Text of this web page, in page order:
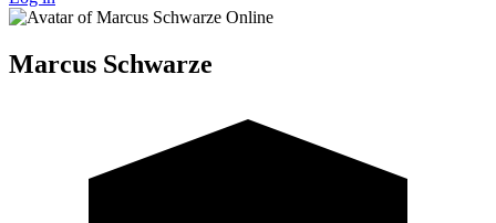
Online
Marcus Schwarze